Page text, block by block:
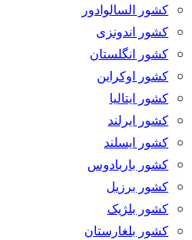
کشور السالوادور
کشور اندونزی
کشور انگلستان
کشور اوکراین
کشور ایتالیا
کشور ایرلند
کشور ایسلند
کشور باربادوس
کشور برزیل
کشور بلژیک
کشور بلغارستان